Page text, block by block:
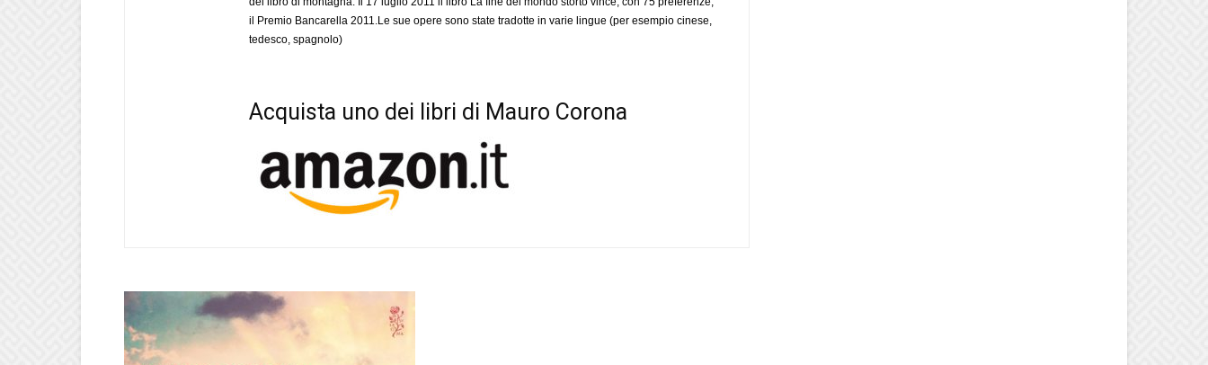
il Premio Bancarella 2011.Le sue opere sono state tradotte in varie lingue (per esempio cinese,
tedesco, spagnolo)
Acquista uno dei libri di Mauro Corona